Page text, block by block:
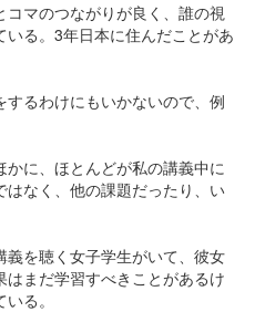
マのつながりが良く、誰の視
る。3年日本に住んだことがあ
るわけにもいかないので、例
に、ほとんどが私の講義中に
なく、他の課題だったり、い
を聴く女子学生がいて、彼女
まだ学習すべきことがあるけ
る。